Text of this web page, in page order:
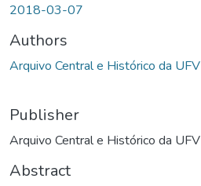
2018-03-07
Authors
Arquivo Central e Histórico da UFV
Publisher
Arquivo Central e Histórico da UFV
Abstract